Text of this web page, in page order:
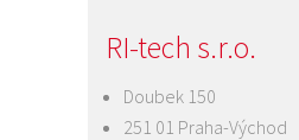
RI-tech s.r.o.
Doubek 150
251 01 Praha-Východ